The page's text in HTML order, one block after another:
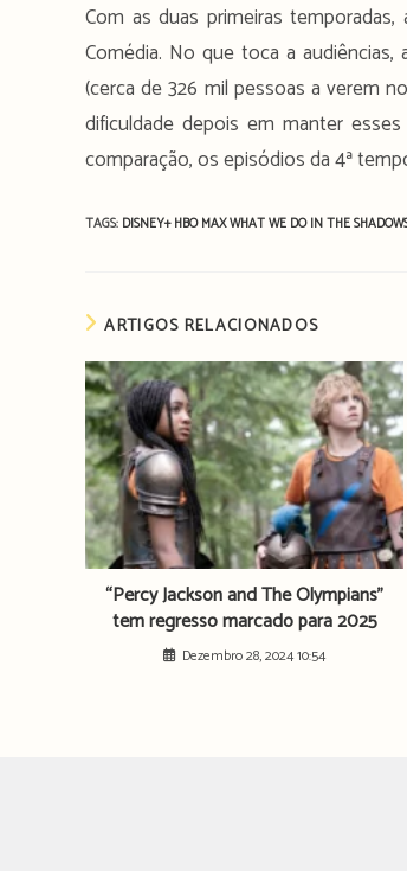
Com as duas primeiras
Comédia. No que toca a
(cerca de 326 mil pessoas a verem
dificuldade depois em manter
comparação, os episódios da 4ª
TAGS: DISNEY+HBO MAXWHAT WE DO IN THE
ARTIGOS RELACIONADOS
“Percy Jackson and The Olympians”
tem regresso marcado para 2025
Dezembro 28, 2024 10:54